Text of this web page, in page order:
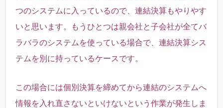
つのシステムに入っているので、連結決算もやりやす
いと思います。もうひとつは親会社と子会社が全てバ
ラバラのシステムを使っている場合で、連結決算シス
テムを別に持っているケースです。
この場合には個別決算を締めてから連結のシステムへ
情報を入れ直さないといけないという作業が発生しま